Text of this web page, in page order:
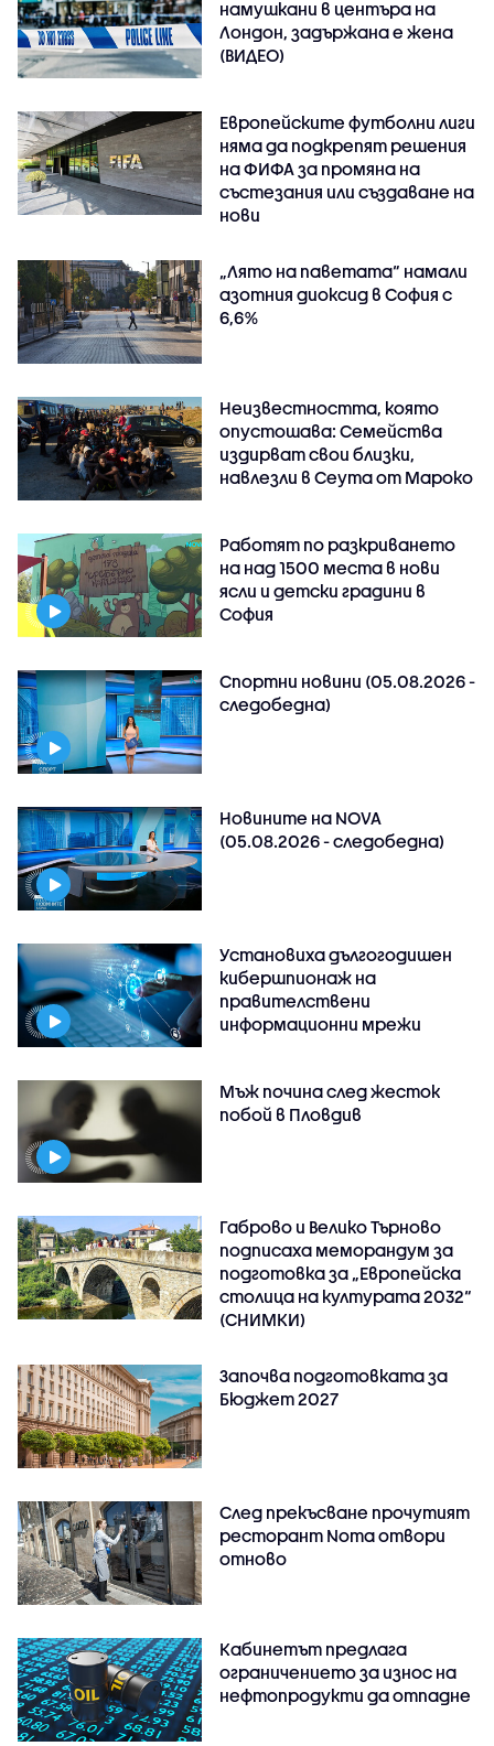
намушкани в центъра на
Лондон, задържана е жена
(ВИДЕО)
Европейските футболни лиги
няма да подкрепят решения
на ФИФА за промяна на
състезания или създаване на
нови
„Лято на паветата“ намали
азотния диоксид в София с
6,6%
Неизвестността, която
опустошава: Семейства
издирват свои близки,
навлезли в Сеута от Мароко
Работят по разкриването
на над 1500 места в нови
ясли и детски градини в
София
Спортни новини (05.08.2026 -
следобедна)
Новините на NOVA
(05.08.2026 - следобедна)
Установиха дългогодишен
кибершпионаж на
правителствени
информационни мрежи
Мъж почина след жесток
побой в Пловдив
Габрово и Велико Търново
подписаха меморандум за
подготовка за „Европейска
столица на културата 2032“
(СНИМКИ)
Започва подготовката за
Бюджет 2027
След прекъсване прочутият
ресторант Noma отвори
отново
Кабинетът предлага
ограничението за износ на
нефтопродукти да отпадне